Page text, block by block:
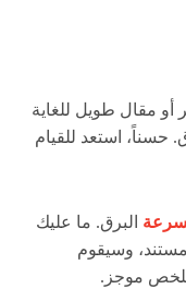
مقال طويل للغاية
حسناً، استعد للقيام
البرق. ما عليك
وسيقوم
ملخص موجز.